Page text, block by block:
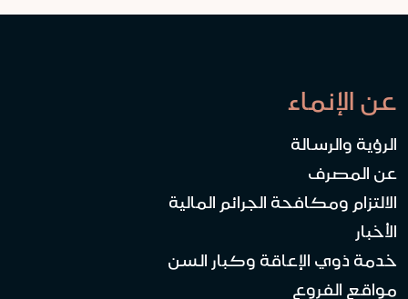
عن الإنماء
الرؤية والرسالة
عن المصرف
الالتزام ومكافحة الجرائم المالية
الأخبار
خدمة ذوي الإعاقة وكبار السن
مواقع الفروع